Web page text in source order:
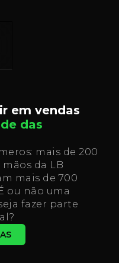
em vendas
das
mais de 200
da LB
mais de 700
ou não uma
fazer parte